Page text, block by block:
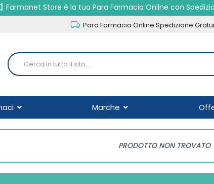
Farmanet Store è la tua Para Farmacia Online con
Para Farmacia Online Spedizione
Marche
PRODOTTO NON TROVATO